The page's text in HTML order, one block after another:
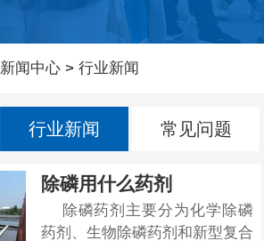
新闻中心 >行业新闻
行业新闻 常见问题
除磷用什么药剂
除磷药剂主要分为化学除磷
药剂、生物除磷药剂和新型复合